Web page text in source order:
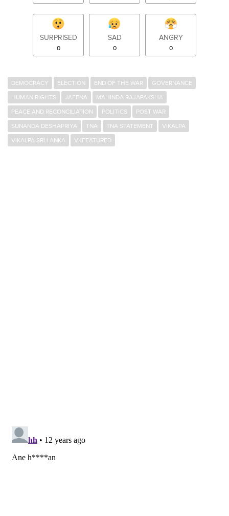
SURPRISED
0
SAD
0
ANGRY
0
DEMOCRACY ELECTION END OF THE WAR
GOVERNANCE
HUMAN RIGHTS
JAFFNA
MAHINDA RAJAPAKSHA
PEACE AND RECONCILIATION
POLITICS
POST WAR
SUNANDA DESHAPRIYA
TNA TNA STATEMENT
VIKALPA
VIKALPA SRI LANKA
VKFEATURED